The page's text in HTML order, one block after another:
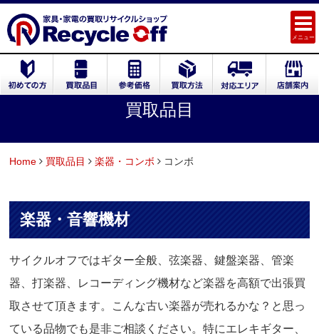
メニュー
買取品目
Home 買取品目 楽器・コンボ コンボ
楽器・音響機材
サイクルオフではギター全般、弦楽器、鍵盤楽器、管楽
器、打楽器、レコーディング機材など楽器を高額で出張買
取させて頂きます。こんな古い楽器が売れるかな？と思っ
ている品物でも是非ご相談ください。特にエレキギター、